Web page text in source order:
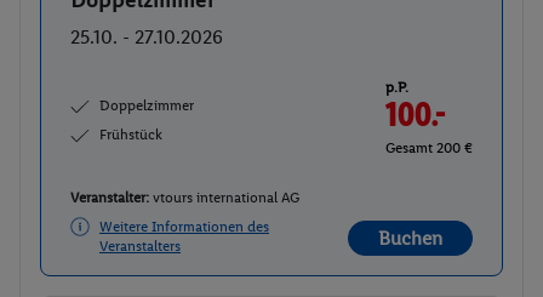
25.10. - 27.10.2026
Doppelzimmer
Frühstück
p.P.
100.-
Gesamt 200 €
Veranstalter: vtours international AG
Weitere Informationen des
Veranstalters
Buchen